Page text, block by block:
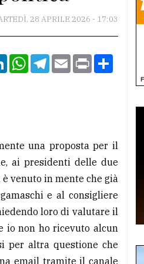
28 APRILE 2026 - 17:03
LinkedInWhatsApp
Telegram
EmailPrint
una proposta per il
ai presidenti delle due
venuto in mente che già
e al consigliere
loro di valutare il
io non ho ricevuto alcun
per altra questione che
email tramite il canale